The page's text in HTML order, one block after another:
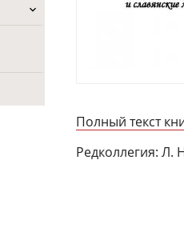
Полный текст
Редколлегия: Л.